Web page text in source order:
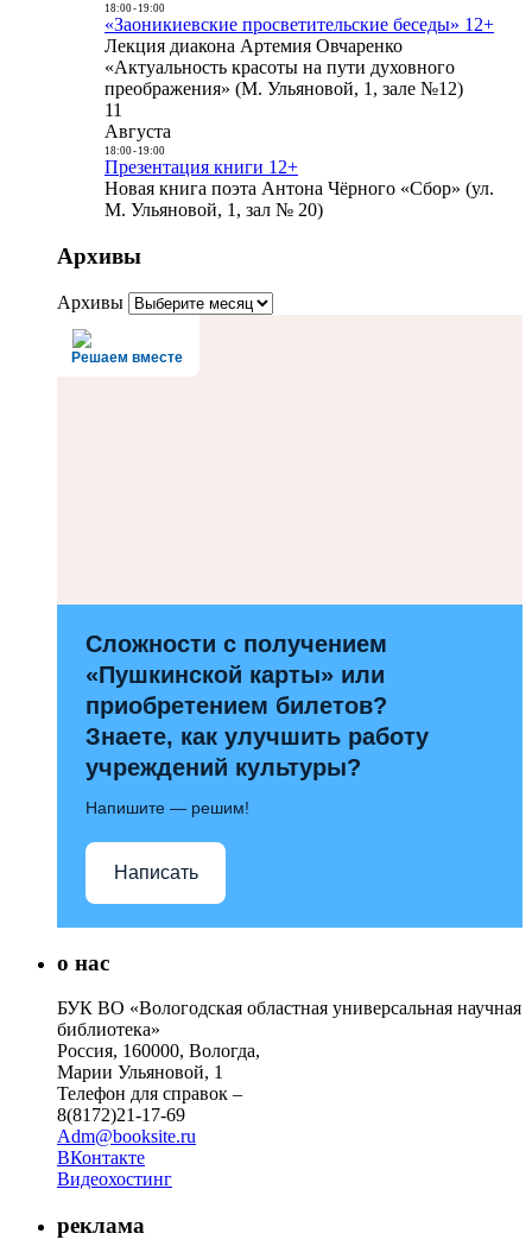
18:00- 19:00
«Заоникиевские просветительские беседы» 12+
Лекция диакона Артемия Овчаренко
«Актуальность красоты на пути духовного
преображения» (М. Ульяновой, 1, зале №12)
11
Августа
18:00- 19:00
Презентация книги 12+
Новая книга поэта Антона Чёрного «Сбор» (ул.
М. Ульяновой, 1, зал № 20)
Архивы
Архивы
Решаем вместе
Сложности с получением
«Пушкинской карты» или
приобретением билетов?
Знаете, как улучшить работу
учреждений культуры?
Напишите — решим!
Написать
о нас
БУК ВО «Вологодская областная универсальная научная
библиотека»
Россия, 160000, Вологда,
Марии Ульяновой, 1
Телефон для справок –
8(8172)21-17-69
Adm@booksite.ru
ВКонтакте
Видеохостинг
реклама